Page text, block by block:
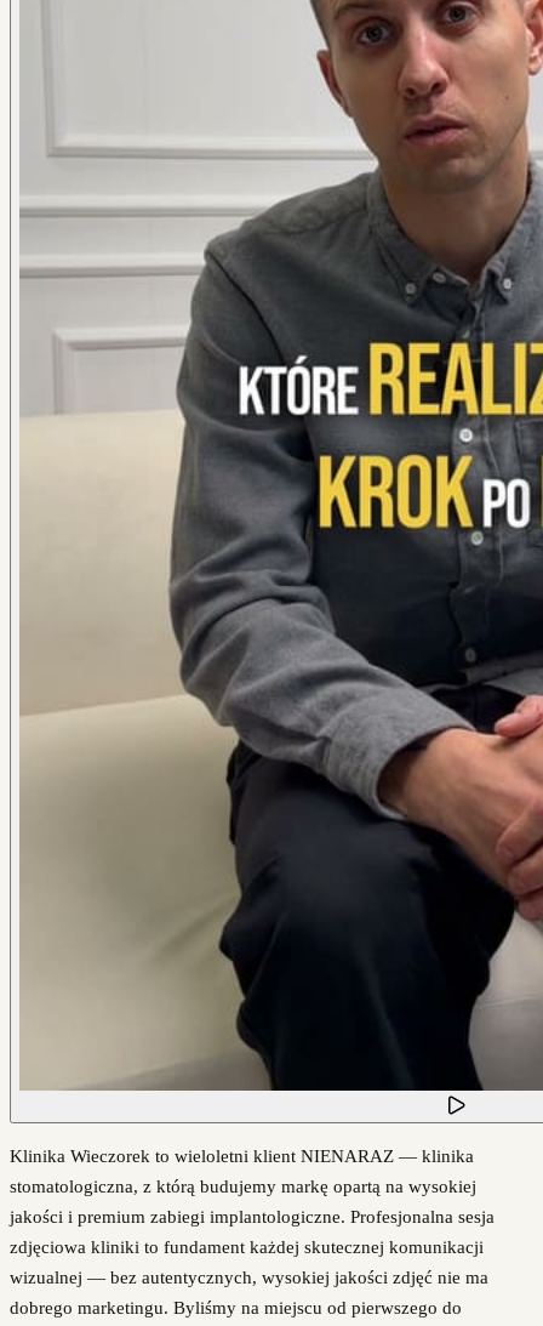
Klinika Wieczorek to wieloletni klient NIENARAZ — klinika
stomatologiczna, z którą budujemy markę opartą na wysokiej
jakości i premium zabiegi implantologiczne. Profesjonalna sesja
zdjęciowa kliniki to fundament każdej skutecznej komunikacji
wizualnej — bez autentycznych, wysokiej jakości zdjęć nie ma
dobrego marketingu. Byliśmy na miejscu od pierwszego do